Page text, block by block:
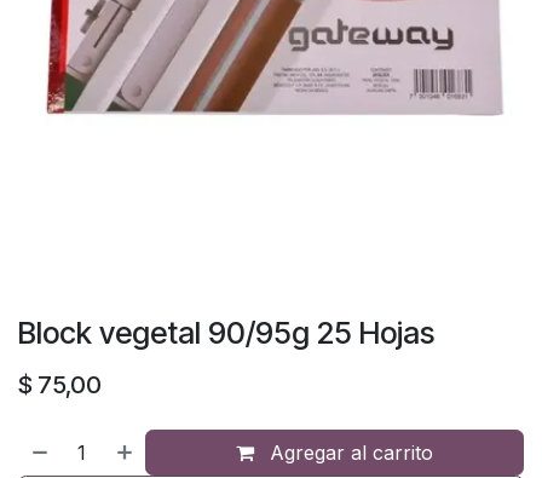
Block vegetal 90/95g 25 Hojas
$ 75,00
Agregar al carrito